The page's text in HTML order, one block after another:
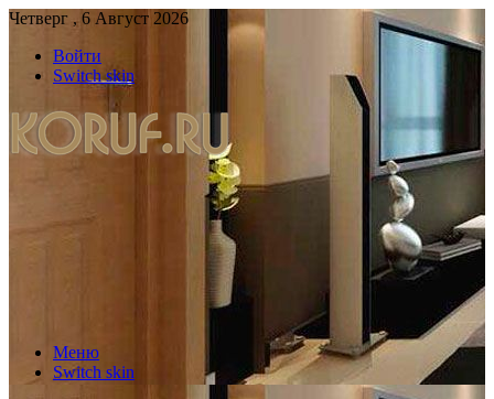
Четверг , 6 Август 2026
Войти
Switch skin
Меню
Switch skin